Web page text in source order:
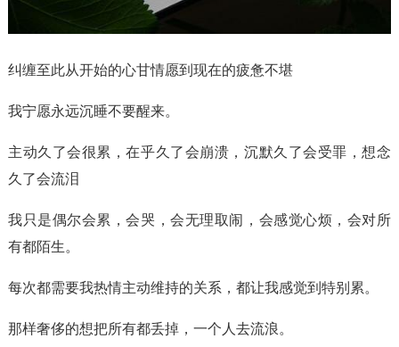
纠缠至此从开始的心甘情愿到现在的疲惫不堪
我宁愿永远沉睡不要醒来。
主动久了会很累，在乎久了会崩溃，沉默久了会受罪，想念
久了会流泪
我只是偶尔会累，会哭，会无理取闹，会感觉心烦，会对所
有都陌生。
每次都需要我热情主动维持的关系，都让我感觉到特别累。
那样奢侈的想把所有都丢掉，一个人去流浪。